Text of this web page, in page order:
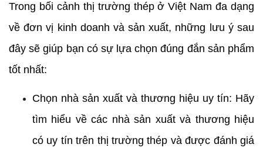
Trong bối cảnh thị trường thép ở Việt Nam đa dạng
về đơn vị kinh doanh và sản xuất, những lưu ý sau
đây sẽ giúp bạn có sự lựa chọn đúng đắn sản phẩm
tốt nhất:
Chọn nhà sản xuất và thương hiệu uy tín: Hãy
tìm hiểu về các nhà sản xuất và thương hiệu
có uy tín trên thị trường thép và được đánh giá